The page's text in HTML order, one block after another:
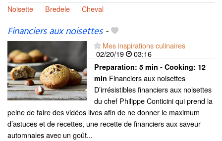
Noisette
Bredele Cheval
Financiers aux noisettes-
Mes inspirations culinaires
02/20/19
03:16
Preparation: 5 min - Cooking: 12
min Financiers aux noisettes
D’irrésistibles financiers aux noisettes
du chef Philippe Conticini qui prend la
peine de faire des vidéos lives afin de ne donner le maximum
d’astuces et de recettes, une recette de financiers aux saveur
automnales avec un goût...